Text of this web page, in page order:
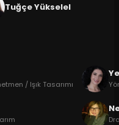
Tuğçe Yükselel
/ Işık Tasarımı